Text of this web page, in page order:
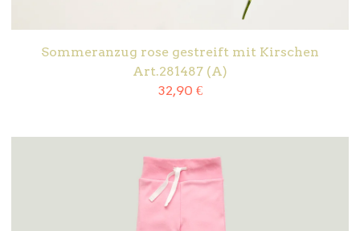
Sommeranzug rose gestreift mit Kirschen
Art.281487 (A)
32,90 €